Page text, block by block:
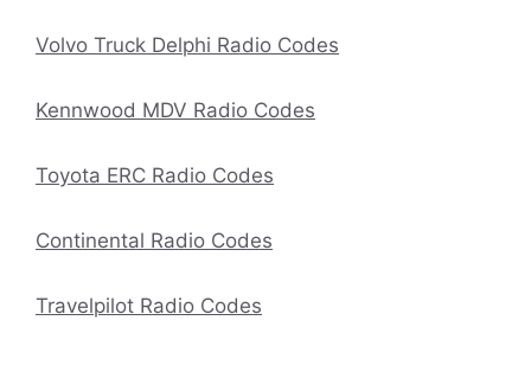
Volvo Truck Delphi Radio Codes
Kennwood MDV Radio Codes
Toyota ERC Radio Codes
Continental Radio Codes
Travelpilot Radio Codes